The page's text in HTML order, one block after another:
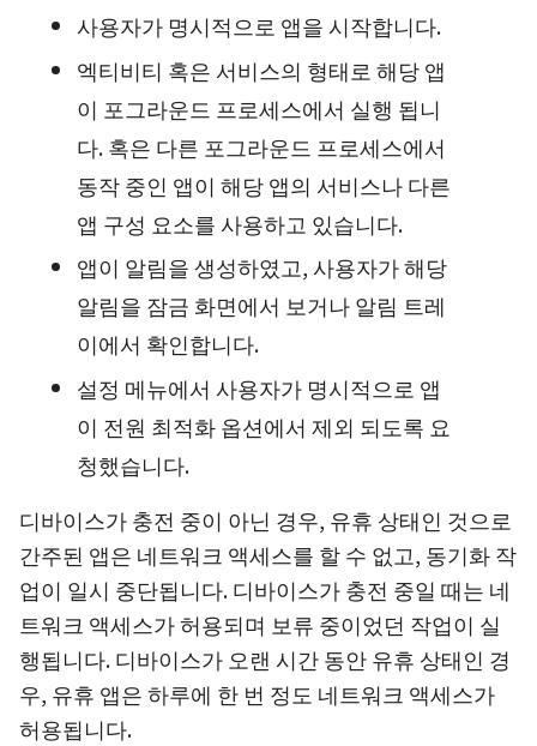
사용자가 명시적으로 앱을 시작합니다.
엑티비티 혹은 서비스의 형태로 해당 앱
이 포그라운드 프로세스에서 실행 됩니
다. 혹은 다른 포그라운드 프로세스에서
동작 중인 앱이 해당 앱의 서비스나 다른
앱 구성 요소를 사용하고 있습니다.
앱이 알림을 생성하였고, 사용자가 해당
알림을 잠금 화면에서 보거나 알림 트레
이에서 확인합니다.
설정 메뉴에서 사용자가 명시적으로 앱
이 전원 최적화 옵션에서 제외 되도록 요
청했습니다.
디바이스가 충전 중이 아닌 경우, 유휴 상태인 것으로
간주된 앱은 네트워크 액세스를 할 수 없고, 동기화 작
업이 일시 중단됩니다. 디바이스가 충전 중일 때는 네
트워크 액세스가 허용되며 보류 중이었던 작업이 실
행됩니다. 디바이스가 오랜 시간 동안 유휴 상태인 경
우, 유휴 앱은 하루에 한 번 정도 네트워크 액세스가
허용됩니다.